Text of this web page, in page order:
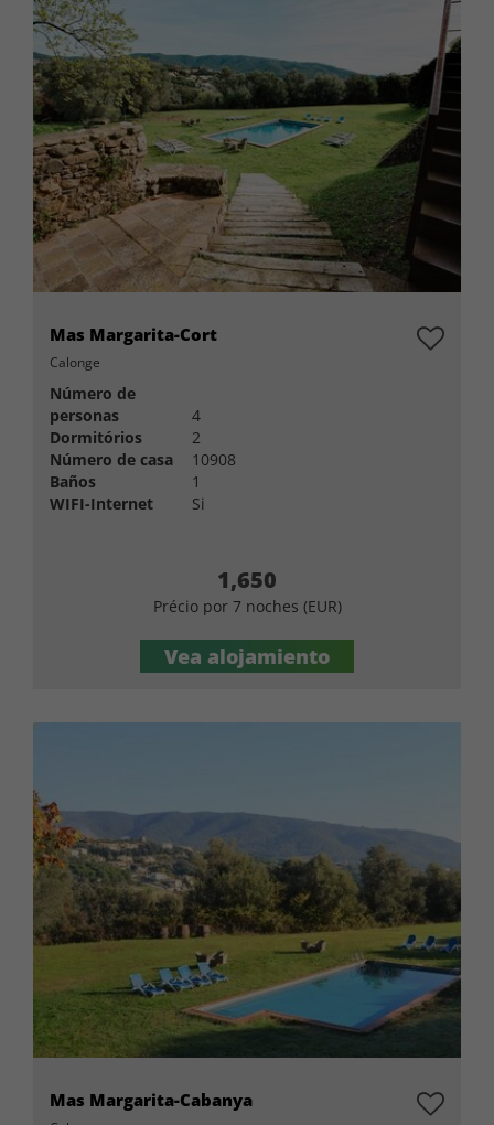
Mas Margarita-Cort
Calonge
Número de
personas
4
Dormitórios
2
Número de casa
10908
Baños
1
WIFI-Internet
Si
1,650
Précio por 7 noches (EUR)
Vea alojamiento
Mas Margarita-Cabanya